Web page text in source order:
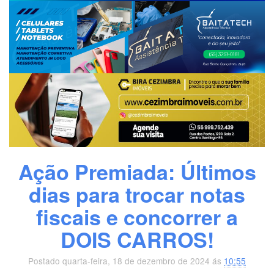
Ação Premiada: Últimos
dias para trocar notas
fiscais e concorrer a
DOIS CARROS!
Postado quarta-feira, 18 de dezembro de 2024 ás 10:55